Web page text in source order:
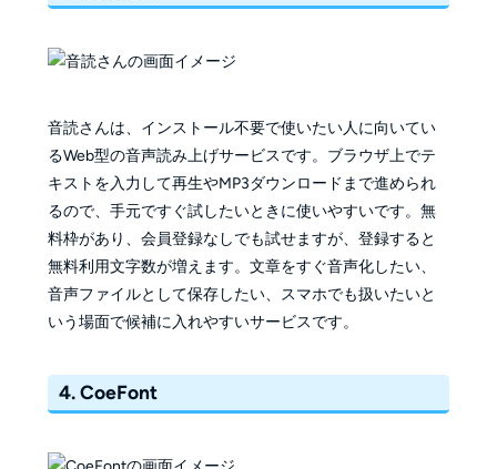
音読さんは、インストール不要で使いたい人に向いてい
るWeb型の音声読み上げサービスです。ブラウザ上でテ
キストを入力して再生やMP3ダウンロードまで進められ
るので、手元ですぐ試したいときに使いやすいです。無
料枠があり、会員登録なしでも試せますが、登録すると
無料利用文字数が増えます。文章をすぐ音声化したい、
音声ファイルとして保存したい、スマホでも扱いたいと
いう場面で候補に入れやすいサービスです。
4. CoeFont